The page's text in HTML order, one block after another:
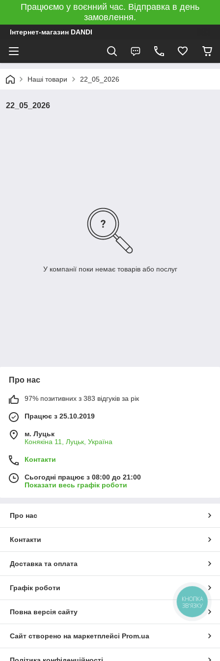
Працюємо у воєнний час. Відправка в день
замовлення.
Інтернет-магазин DANDI
Наші товари 22_05_2026
22_05_2026
У компанії поки немає товарів або послуг
Про нас
97% позитивних з 383 відгуків за рік
Працює з 25.10.2019
м. Луцьк
Конякіна 11, Луцьк, Україна
Контакти
Сьогодні працює з 08:00 до 21:00
Показати весь графік роботи
Про нас
Контакти
Доставка та оплата
Графік роботи
Повна версія сайту
Сайт створено на маркетплейсі Prom.ua
КНОПКА
ЗВ'ЯЗКУ